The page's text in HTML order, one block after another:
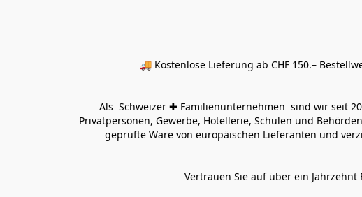
🚚 Kostenlose Lieferung ab CHF 150.–
Als  Schweizer ✚ Familienunternehmen  sind wir seit
Privatpersonen, Gewerbe, Hotellerie, Schulen und
geprüfte Ware von europäischen Lieferanten und
Vertrauen Sie auf über ein